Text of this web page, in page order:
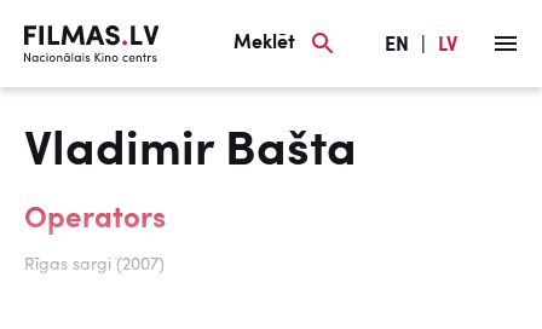
Meklēt EN LV
Vladimir Bašta
Operators
Rīgas sargi (2007)